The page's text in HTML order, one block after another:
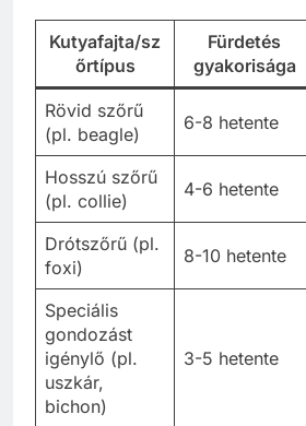
Kutyafajta/sz
őrtípus
Fürdetés
gyakorisága
Rövid szőrű
(pl. beagle)
6-8 hetente
Hosszú szőrű
(pl. collie)
4-6 hetente
Drótszőrű (pl.
foxi)
8-10 hetente
Speciális
gondozást
igénylő (pl.
uszkár,
bichon)
3-5 hetente